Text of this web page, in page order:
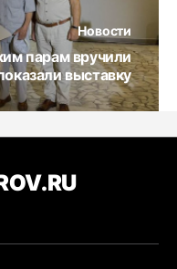
Новости
парам вручили
выставку